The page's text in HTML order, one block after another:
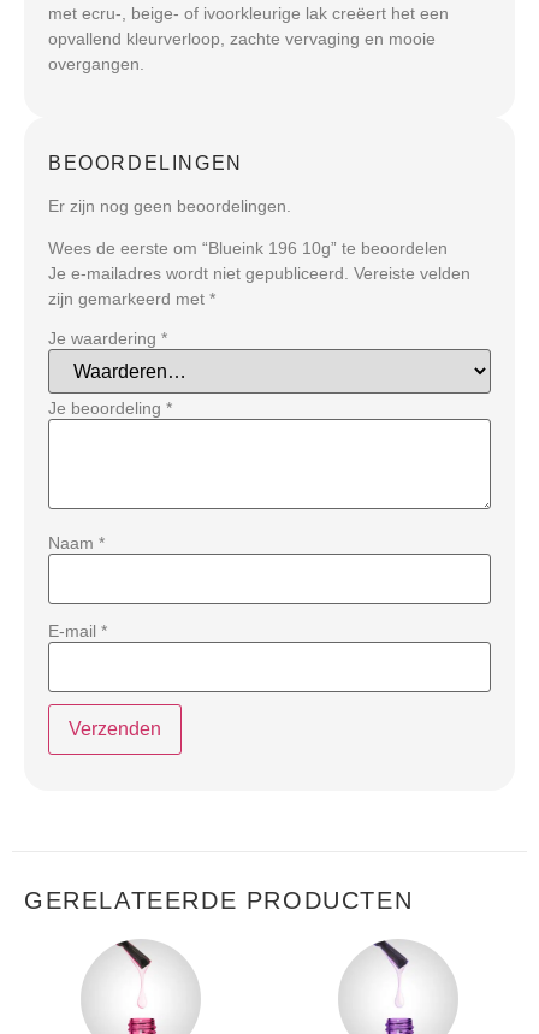
met ecru-, beige- of ivoorkleurige lak creëert het een
opvallend kleurverloop, zachte vervaging en mooie
overgangen.
BEOORDELINGEN
Er zijn nog geen beoordelingen.
Wees de eerste om “Blueink 196 10g” te beoordelen
Je e-mailadres wordt niet gepubliceerd. Vereiste velden
zijn gemarkeerd met *
Je waardering *
Je beoordeling *
Naam *
E-mail *
GERELATEERDE PRODUCTEN